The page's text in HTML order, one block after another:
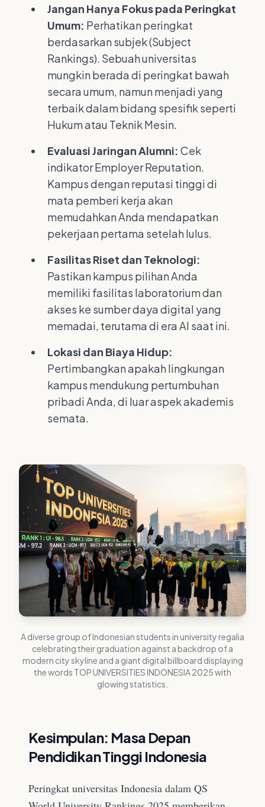
Jangan Hanya Fokus pada Peringkat
Umum: Perhatikan peringkat
berdasarkan subjek (Subject
Rankings). Sebuah universitas
mungkin berada di peringkat bawah
secara umum, namun menjadi yang
terbaik dalam bidang spesifik seperti
Hukum atau Teknik Mesin.
Evaluasi Jaringan Alumni: Cek
indikator Employer Reputation.
Kampus dengan reputasi tinggi di
mata pemberi kerja akan
memudahkan Anda mendapatkan
pekerjaan pertama setelah lulus.
Fasilitas Riset dan Teknologi:
Pastikan kampus pilihan Anda
memiliki fasilitas laboratorium dan
akses ke sumber daya digital yang
memadai, terutama di era AI saat ini.
Lokasi dan Biaya Hidup:
Pertimbangkan apakah lingkungan
kampus mendukung pertumbuhan
pribadi Anda, di luar aspek akademis
semata.
A diverse group of Indonesian students in university regalia
celebrating their graduation against a backdrop of a
modern city skyline and a giant digital billboard displaying
the words TOP UNIVERSITIES INDONESIA 2025 with
glowing statistics.
Kesimpulan: Masa Depan
Pendidikan Tinggi Indonesia
Peringkat universitas Indonesia dalam QS